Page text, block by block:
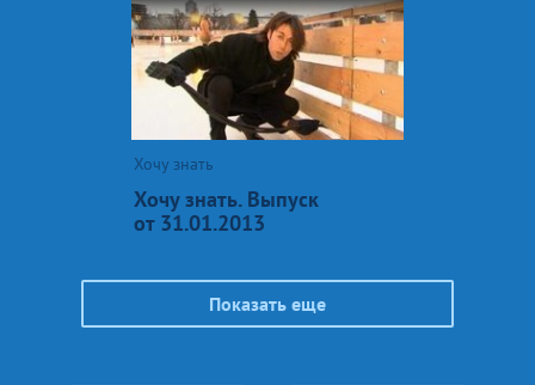
Хочу знать
Хочу знать. Выпуск
от 31.01.2013
Показать еще